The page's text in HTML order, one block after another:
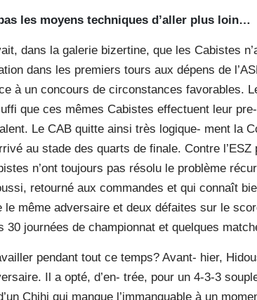
les moyens techniques d’aller plus loin…
dans la galerie bizertine, que les Cabistes
dans les premiers tours aux dépens de
à un concours de circonstances favorables.
que ces mêmes Cabistes effectuent leur
Le CAB quitte ainsi très logique- ment la
au stade des quarts de finale. Contre l’ESZ
n’ont toujours pas résolu le problème
retourné aux commandes et qui connaît
le même adversaire et deux défaites sur le
30 journées de championnat et quelques
pendant tout ce temps? Avant- hier,
Il a opté, d’en- trée, pour un 4-3-3
Chihi qui manque l’immanquable à un